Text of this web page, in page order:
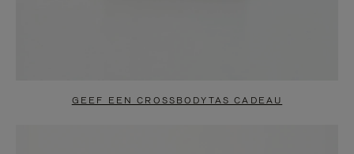
GEEF EEN CROSSBODYTAS CADEAU